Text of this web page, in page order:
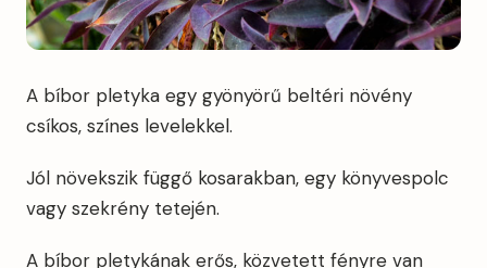
A bíbor pletyka egy gyönyörű beltéri növény
csíkos, színes levelekkel.
Jól növekszik függő kosarakban, egy könyvespolc
vagy szekrény tetején.
A bíbor pletykának erős, közvetett fényre van